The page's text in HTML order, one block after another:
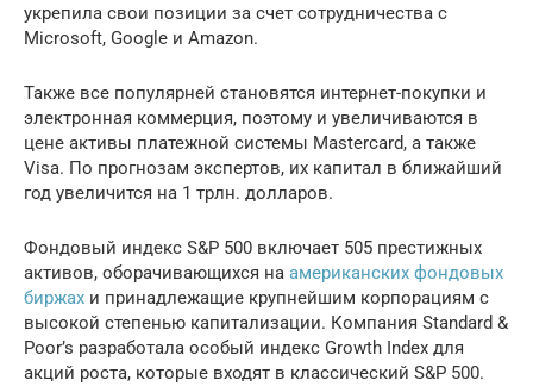
укрепила свои позиции за счет сотрудничества с
Microsoft, Google и Amazon.
Также все популярней становятся интернет-покупки и
электронная коммерция, поэтому и увеличиваются в
цене активы платежной системы Mastercard, а также
Visa. По прогнозам экспертов, их капитал в ближайший
год увеличится на 1 трлн. долларов.
Фондовый индекс S&P 500 включает 505 престижных
активов, оборачивающихся на американских фондовых
биржах и принадлежащие крупнейшим корпорациям с
высокой степенью капитализации. Компания Standard &
Poor’s разработала особый индекс Growth Index для
акций роста, которые входят в классический S&P 500.